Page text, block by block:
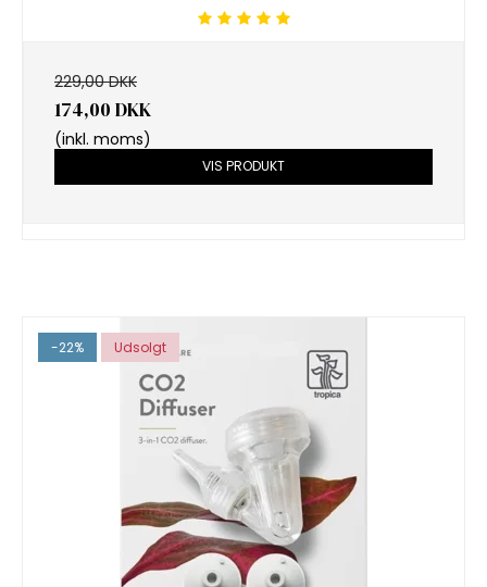
229,00 DKK
174,00 DKK
(inkl. moms)
VIS PRODUKT
-22% Udsolgt